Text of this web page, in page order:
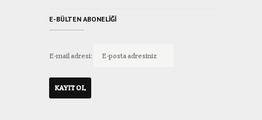
E-BÜLTEN ABONELIĞI
E-mail adresi: